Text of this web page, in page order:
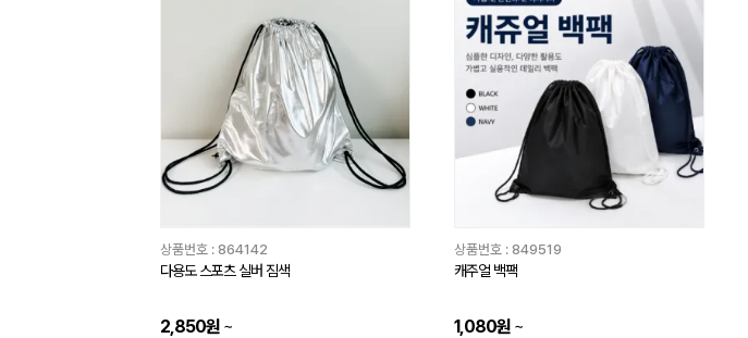
상품번호 : 864142
다용도 스포츠 실버 짐색
2,850원 ~
상품번호 : 849519
캐주얼 백팩
1,080원 ~